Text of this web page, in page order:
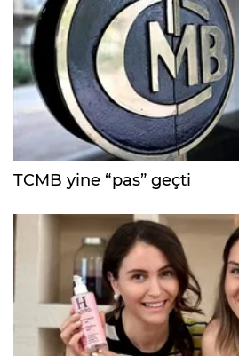
TCMB yine “pas” geçti